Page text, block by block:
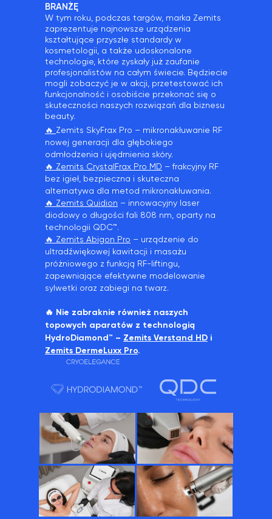
W tym roku, podczas targów, marka Zemits
zaprezentuje najnowsze urządzenia
kształtujące przyszłe standardy w
kosmetologii, a także udoskonalone
technologie, które zyskały już zaufanie
profesjonalistów na całym świecie. Będziecie
mogli zobaczyć je w akcji, przetestować ich
funkcjonalność i osobiście przekonać się o
skuteczności naszych rozwiązań dla biznesu
beauty.
🔥 Zemits SkyFrax Pro – mikronakłuwanie RF
nowej generacji dla głębokiego
odmłodzenia i ujędrnienia skóry.
🔥 Zemits CrystalFrax Pro MD – frakcyjny RF
bez igieł, bezpieczna i skuteczna
alternatywa dla metod mikronakłuwania.
🔥 Zemits Quidion – innowacyjny laser
diodowy o długości fali 808 nm, oparty na
technologii QDC™.
🔥 Zemits Abigon Pro – urządzenie do
ultradźwiękowej kawitacji i masażu
próżniowego z funkcją RF-liftingu,
zapewniające efektywne modelowanie
sylwetki oraz zabiegi na twarz.
🔥 Nie zabraknie również naszych
topowych aparatów z technologią
HydroDiamond™ – Zemits Verstand HD i
Zemits DermeLuxx Pro.
BRANŻĘ